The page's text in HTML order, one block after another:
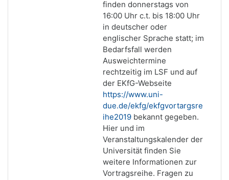
finden donnerstags von
16:00 Uhr c.t. bis 18:00 Uhr
in deutscher oder
englischer Sprache statt; im
Bedarfsfall werden
Ausweichtermine
rechtzeitig im LSF und auf
der EKfG-Webseite
https://www.uni-
due.de/ekfg/ekfgvortargsre
ihe2019 bekannt gegeben.
Hier und im
Veranstaltungskalender der
Universität finden Sie
weitere Informationen zur
Vortragsreihe. Fragen zu